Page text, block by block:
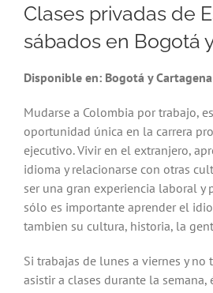
Actividades culturales
Alojamiento
Precios e inscripciones
Clases privadas de
sábados en Bogotá
Disponible en: Bogotá y Cartagena
Mudarse a Colombia por trabajo,
oportunidad única en la carrera
ejecutivo. Vivir en el extranjero,
idioma y relacionarse con otras
ser una gran experiencia laboral y
sólo es importante aprender el
tambien su cultura, historia, la
Si trabajas de lunes a viernes y no
asistir a clases durante la semana,